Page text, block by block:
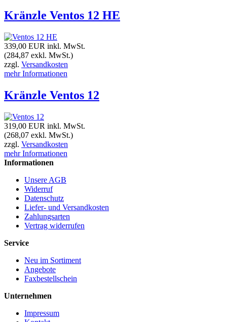
Kränzle Ventos 12 HE
339,00 EUR inkl. MwSt.
(284,87 exkl. MwSt.)
zzgl. Versandkosten
mehr Informationen
Kränzle Ventos 12
319,00 EUR inkl. MwSt.
(268,07 exkl. MwSt.)
zzgl. Versandkosten
mehr Informationen
Informationen
Unsere AGB
Widerruf
Datenschutz
Liefer- und Versandkosten
Zahlungsarten
Vertrag widerrufen
Service
Neu im Sortiment
Angebote
Faxbestellschein
Unternehmen
Impressum